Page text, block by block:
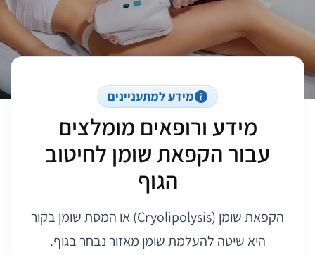
מידע למתעניינים
מידע ורופאים מומלצים
עבור הקפאת שומן לחיטוב
הגוף
הקפאת שומן (Cryolipolysis) או המסת שומן בקור
היא שיטה להעלמת שומן מאזור נבחר בגוף.